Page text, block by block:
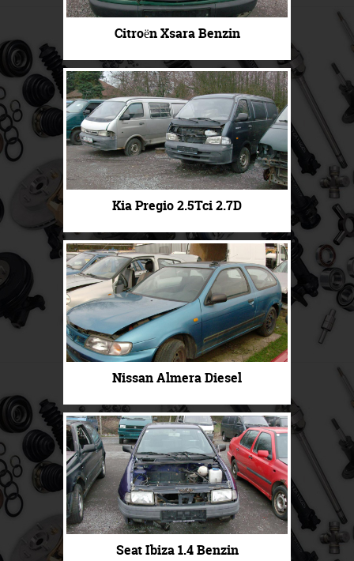
Citroën Xsara Benzin
Kia Pregio 2.5Tci 2.7D
Nissan Almera Diesel
Seat Ibiza 1.4 Benzin